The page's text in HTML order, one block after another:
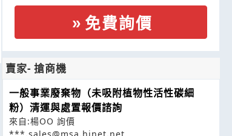
免費詢價
賣家- 搶商機
一般事業廢棄物（未吸附植物性活性碳細
粉）清運與處置報價諮詢
來自:楊OO 詢價